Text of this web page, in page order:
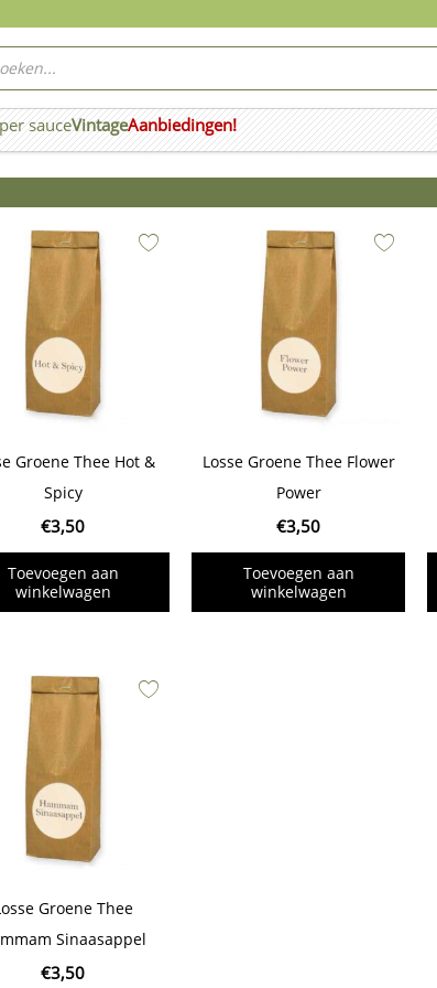
sauceVintageAanbiedingen!
Groene Thee Hot &
Spicy
€3,50
Toevoegen aan
winkelwagen
Losse Groene Thee Flower
Power
€3,50
Toevoegen aan
winkelwagen
Groene Thee
Sinaasappel
€3,50